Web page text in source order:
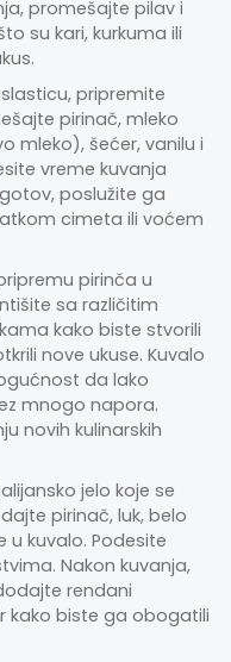
promešajte pilav i
su kari, kurkuma ili
pripremite
pirinač, mleko
mleko), šećer, vanilu i
vreme kuvanja
poslužite ga
cimeta ili voćem
pirinča u
sa različitim
kako biste stvorili
nove ukuse. Kuvalo
da lako
mnogo napora.
novih kulinarskih
jelo koje se
pirinač, luk, belo
u kuvalo. Podesite
Nakon kuvanja,
rendani
kako biste ga obogatili